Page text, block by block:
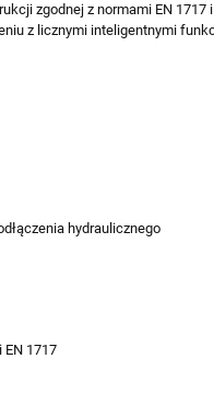
zgodnej z normami EN 1717
z licznymi inteligentnymi
hydraulicznego
EN 1717